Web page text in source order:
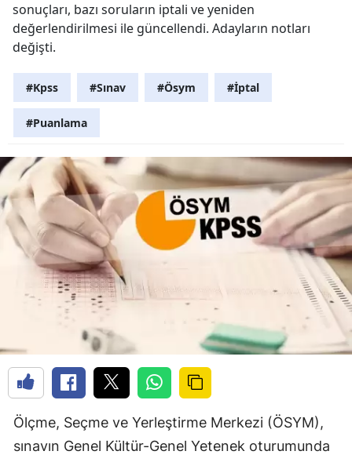
sonuçları, bazı soruların iptali ve yeniden
değerlendirilmesi ile güncellendi. Adayların notları
değişti.
#Kpss #Sınav #Ösym #İptal
#Puanlama
Ölçme, Seçme ve Yerleştirme Merkezi (ÖSYM),
sınavın Genel Kültür-Genel Yetenek oturumunda